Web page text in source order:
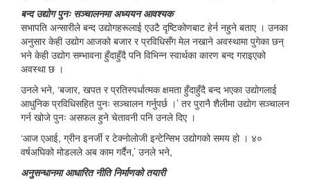
बन्द उद्योग पुनः सञ्चालनमा अध्ययन आवश्यक
सभापति अन्सारीले बन्द उद्योगहरूलाई एउटै दृष्टिकोणबाट हेर्न नहुने बताए । उनका
अनुसार केही उद्योग आजको बजार र प्रविधिसँग मेल नखाने अवस्थामा पुगेका छन्
भने केही उद्योग सम्भावना हुँदाहुँदै पनि विभिन्न स्वार्थका कारण बन्द गराइएको
अवस्था छ ।
उनले भने, ‘बजार, खपत र प्रतिस्पर्धात्मक क्षमता हुँदाहुँदै बन्द भएका उद्योगलाई
आधुनिक प्रविधिसहित पुनः सञ्चालन गर्नुपर्छ ।’ तर पुरानै शैलीमा उद्योग सञ्चालन
गर्न खोजे पुनः असफल हुने चेतावनी पनि उनले दिए ।
‘आज एआई, ग्रीन इनर्जी र टेक्नोलोजी इन्टेन्सिभ उद्योगको समय हो । ४०
वर्षअघिको मोडलले अब काम गर्दैन,’ उनले भने,
अनुसन्धानमा आधारित नीति निर्माणको तयारी